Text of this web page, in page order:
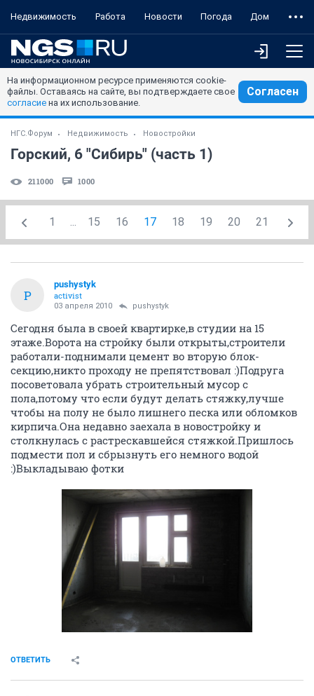
Недвижимость Работа Новости Погода Дом
На информационном ресурсе применяются cookie-
файлы. Оставаясь на сайте, вы подтверждаете свое
согласие на их использование.
Согласен
НГС.Форум Недвижимость Новостройки
Горский, 6 "Сибирь" (часть 1)
211000 1000
1 ... 15 16 17 18 19 20 21
P
pushystyk
activist
03 апреля 2010 pushystyk
Сегодня была в своей квартирке,в студии на 15
этаже.Ворота на стройку были открыты,строители
работали-поднимали цемент во вторую блок-
секцию,никто проходу не препятствовал :)Подруга
посоветовала убрать строительный мусор с
пола,потому что если будут делать стяжку,лучше
чтобы на полу не было лишнего песка или обломков
кирпича.Она недавно заехала в новостройку и
столкнулась с растрескавшейся стяжкой.Пришлось
подмести пол и сбрызнуть его немного водой
:)Выкладываю фотки
ОТВЕТИТЬ